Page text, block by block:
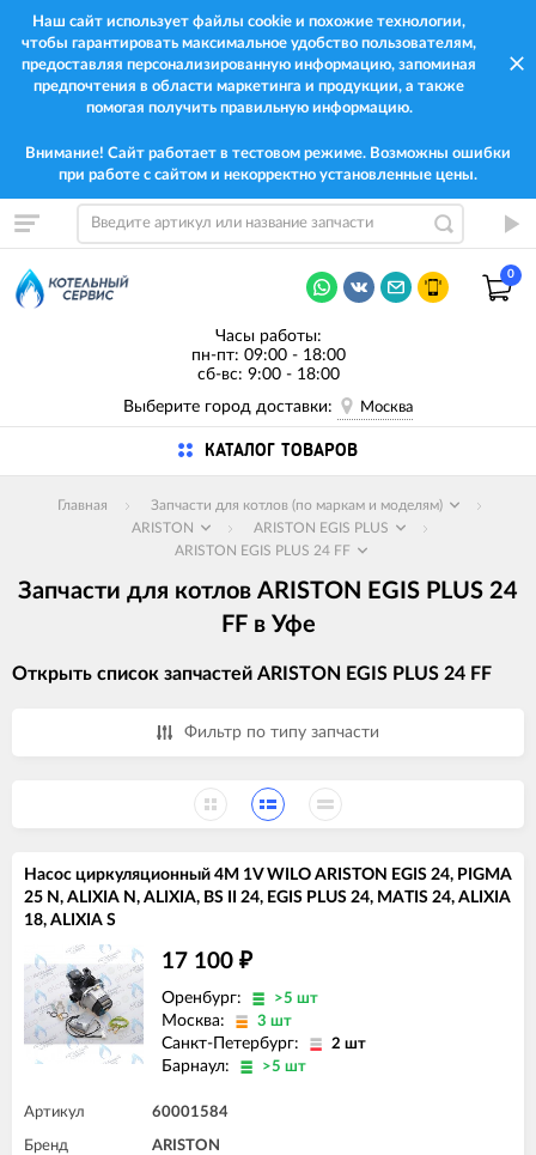
Наш сайт использует файлы cookie и похожие технологии,
чтобы гарантировать максимальное удобство пользователям,
предоставляя персонализированную информацию, запоминая
предпочтения в области маркетинга и продукции, а также
помогая получить правильную информацию.
Внимание! Сайт работает в тестовом режиме. Возможны ошибки
при работе с сайтом и некорректно установленные цены.
0
Часы работы:
пн-пт: 09:00 - 18:00
сб-вс: 9:00 - 18:00
Выберите город доставки:
Москва
КАТАЛОГ ТОВАРОВ
Главная
Запчасти для котлов (по маркам и моделям)
ARISTON
ARISTON EGIS PLUS
ARISTON EGIS PLUS 24 FF
Запчасти для котлов ARISTON EGIS PLUS 24
FF в Уфе
Открыть список запчастей ARISTON EGIS PLUS 24 FF
Фильтр по типу запчасти
Насос циркуляционный 4M 1V WILO ARISTON EGIS 24, PIGMA
25 N, ALIXIA N, ALIXIA, BS II 24, EGIS PLUS 24, MATIS 24, ALIXIA
18, ALIXIA S
17 100 ₽
Оренбург: >5 шт
Москва: 3 шт
Санкт-Петербург: 2 шт
Барнаул: >5 шт
Артикул 60001584
Бренд ARISTON